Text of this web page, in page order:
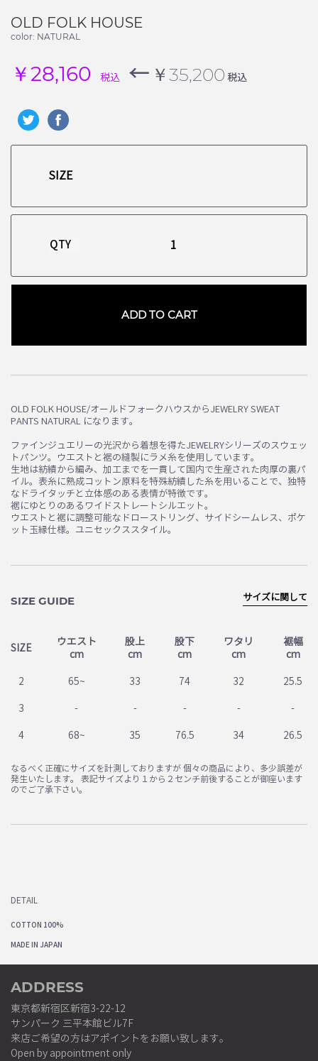
OLD FOLK HOUSE
color: NATURAL
￥28,160 税込 ← ￥35,200 税込
QTY
ADD TO CART
OLD FOLK HOUSE/オールドフォークハウスからJEWELRY SWEAT
PANTS NATURAL になります。
ファインジュエリーの光沢から着想を得たJEWELRYシリーズのスウェッ
トパンツ。ウエストと裾の縫製にラメ糸を使用しています。
生地は紡績から編み、加工までを一貫して国内で生産された肉厚の裏パ
イル。表糸に熟成コットン原料を特殊紡績した糸を用いることで、独特
なドライタッチと立体感のある表情が特徴です。
裾にゆとりのあるワイドストレートシルエット。
ウエストと裾に調整可能なドローストリング、サイドシームレス、ポケ
ット玉縁仕様。ユニセックススタイル。
SIZE GUIDE
SIZE
ウエスト
cm
股上
cm
股下
cm
ワタリ
cm
裾幅
cm
2 65~ 33 74 32 25.5
3 - - - - -
4 68~ 35 76.5 34 26.5
サイズに関して
なるべく正確にサイズを計測しておりますが 個々の商品により、多少誤差が
発生いたします。 表記サイズより１から２センチ前後することが御座います
のでご了承下さい。
DETAIL
COTTON 100%
MADE IN JAPAN
お買い物を続ける
ADDRESS
東京都新宿区新宿3-22-12
サンパーク 三平本館ビル7F
来店ご希望の方はアポイントをお願い致します。
Open by appointment only